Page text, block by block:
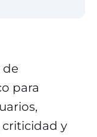
de
para
criticidad y